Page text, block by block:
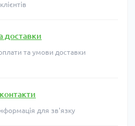
доставки
та умови доставки
для зв'язку